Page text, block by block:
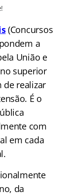
(Concursos
a
União e
superior
de realizar
É o
com
em cada
da